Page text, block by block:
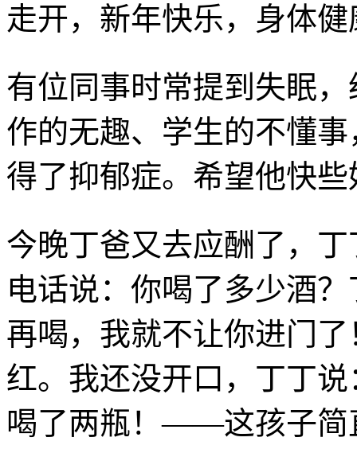
走开，新年快乐，身体健
有位同事时常提到失眠
作的无趣、学生的不懂
得了抑郁症。希望他快
今晚丁爸又去应酬了，
电话说：你喝了多少酒
再喝，我就不让你进门
红。我还没开口，丁丁
喝了两瓶！——这孩子简